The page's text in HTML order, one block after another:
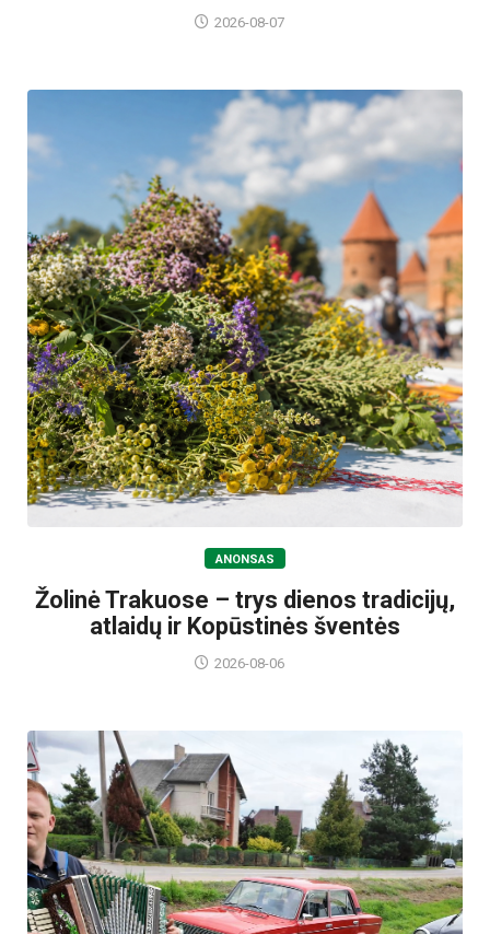
2026-08-07
ANONSAS
Žolinė Trakuose – trys dienos tradicijų,
atlaidų ir Kopūstinės šventės
2026-08-06